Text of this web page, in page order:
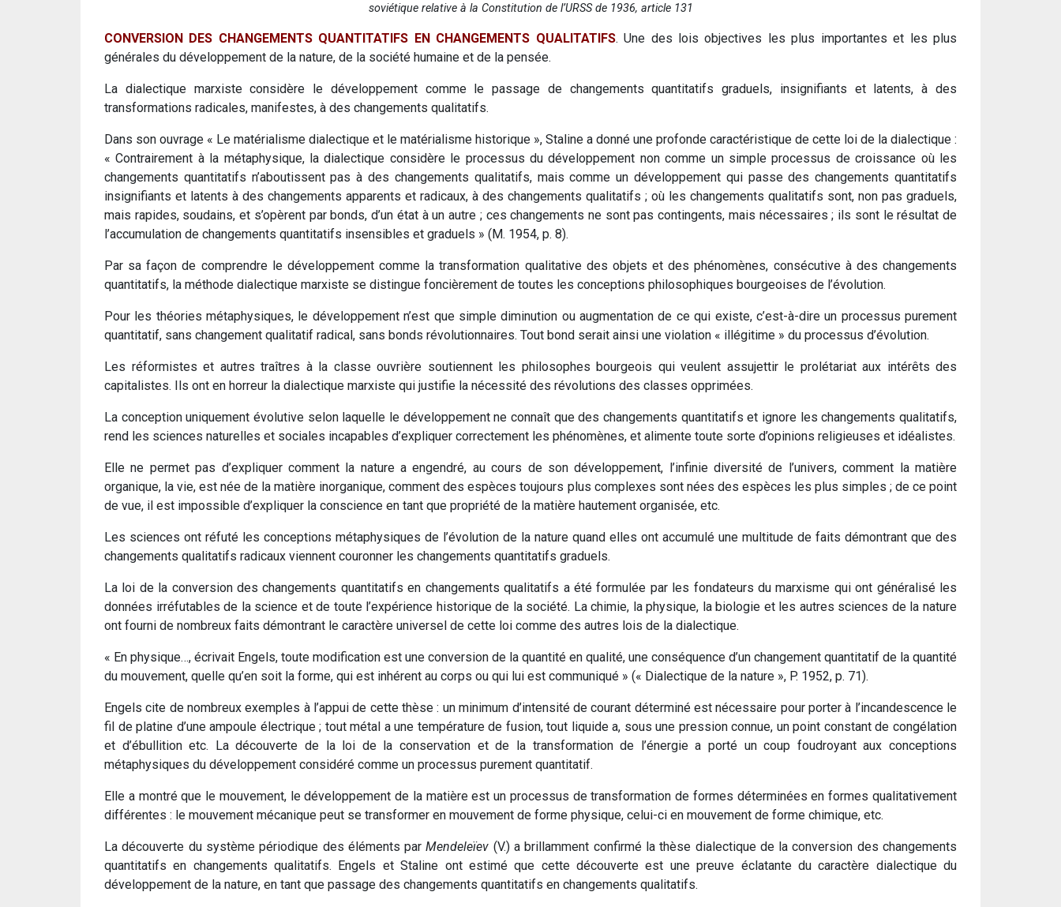
soviétique relative à la Constitution de l’URSS de 1936, article 131
CONVERSION DES CHANGEMENTS QUANTITATIFS EN CHANGEMENTS QUALITATIFS. Une des lois objectives les plus importantes et les plus
générales du développement de la nature, de la société humaine et de la pensée.
La dialectique marxiste considère le développement comme le passage de changements quantitatifs graduels, insignifiants et latents, à des
transformations radicales, manifestes, à des changements qualitatifs.
Dans son ouvrage « Le matérialisme dialectique et le matérialisme historique », Staline a donné une profonde caractéristique de cette loi de la dialectique :
« Contrairement à la métaphysique, la dialectique considère le processus du développement non comme un simple processus de croissance où les
changements quantitatifs n’aboutissent pas à des changements qualitatifs, mais comme un développement qui passe des changements quantitatifs
insignifiants et latents à des changements apparents et radicaux, à des changements qualitatifs ; où les changements qualitatifs sont, non pas graduels,
mais rapides, soudains, et s’opèrent par bonds, d’un état à un autre ; ces changements ne sont pas contingents, mais nécessaires ; ils sont le résultat de
l’accumulation de changements quantitatifs insensibles et graduels » (M. 1954, p. 8).
Par sa façon de comprendre le développement comme la transformation qualitative des objets et des phénomènes, consécutive à des changements
quantitatifs, la méthode dialectique marxiste se distingue foncièrement de toutes les conceptions philosophiques bourgeoises de l’évolution.
Pour les théories métaphysiques, le développement n’est que simple diminution ou augmentation de ce qui existe, c’est-à-dire un processus purement
quantitatif, sans changement qualitatif radical, sans bonds révolutionnaires. Tout bond serait ainsi une violation « illégitime » du processus d’évolution.
Les réformistes et autres traîtres à la classe ouvrière soutiennent les philosophes bourgeois qui veulent assujettir le prolétariat aux intérêts des
capitalistes. Ils ont en horreur la dialectique marxiste qui justifie la nécessité des révolutions des classes opprimées.
La conception uniquement évolutive selon laquelle le développement ne connaît que des changements quantitatifs et ignore les changements qualitatifs,
rend les sciences naturelles et sociales incapables d’expliquer correctement les phénomènes, et alimente toute sorte d’opinions religieuses et idéalistes.
Elle ne permet pas d’expliquer comment la nature a engendré, au cours de son développement, l’infinie diversité de l’univers, comment la matière
organique, la vie, est née de la matière inorganique, comment des espèces toujours plus complexes sont nées des espèces les plus simples ; de ce point
de vue, il est impossible d’expliquer la conscience en tant que propriété de la matière hautement organisée, etc.
Les sciences ont réfuté les conceptions métaphysiques de l’évolution de la nature quand elles ont accumulé une multitude de faits démontrant que des
changements qualitatifs radicaux viennent couronner les changements quantitatifs graduels.
La loi de la conversion des changements quantitatifs en changements qualitatifs a été formulée par les fondateurs du marxisme qui ont généralisé les
données irréfutables de la science et de toute l’expérience historique de la société. La chimie, la physique, la biologie et les autres sciences de la nature
ont fourni de nombreux faits démontrant le caractère universel de cette loi comme des autres lois de la dialectique.
« En physique…, écrivait Engels, toute modification est une conversion de la quantité en qualité, une conséquence d’un changement quantitatif de la quantité
du mouvement, quelle qu’en soit la forme, qui est inhérent au corps ou qui lui est communiqué » (« Dialectique de la nature », P. 1952, p. 71).
Engels cite de nombreux exemples à l’appui de cette thèse : un minimum d’intensité de courant déterminé est nécessaire pour porter à l’incandescence le
fil de platine d’une ampoule électrique ; tout métal a une température de fusion, tout liquide a, sous une pression connue, un point constant de congélation
et d’ébullition etc. La découverte de la loi de la conservation et de la transformation de l’énergie a porté un coup foudroyant aux conceptions
métaphysiques du développement considéré comme un processus purement quantitatif.
Elle a montré que le mouvement, le développement de la matière est un processus de transformation de formes déterminées en formes qualitativement
différentes : le mouvement mécanique peut se transformer en mouvement de forme physique, celui-ci en mouvement de forme chimique, etc.
La découverte du système périodique des éléments parMendeleïev (V.) a brillamment confirmé la thèse dialectique de la conversion des changements
quantitatifs en changements qualitatifs. Engels et Staline ont estimé que cette découverte est une preuve éclatante du caractère dialectique du
développement de la nature, en tant que passage des changements quantitatifs en changements qualitatifs.